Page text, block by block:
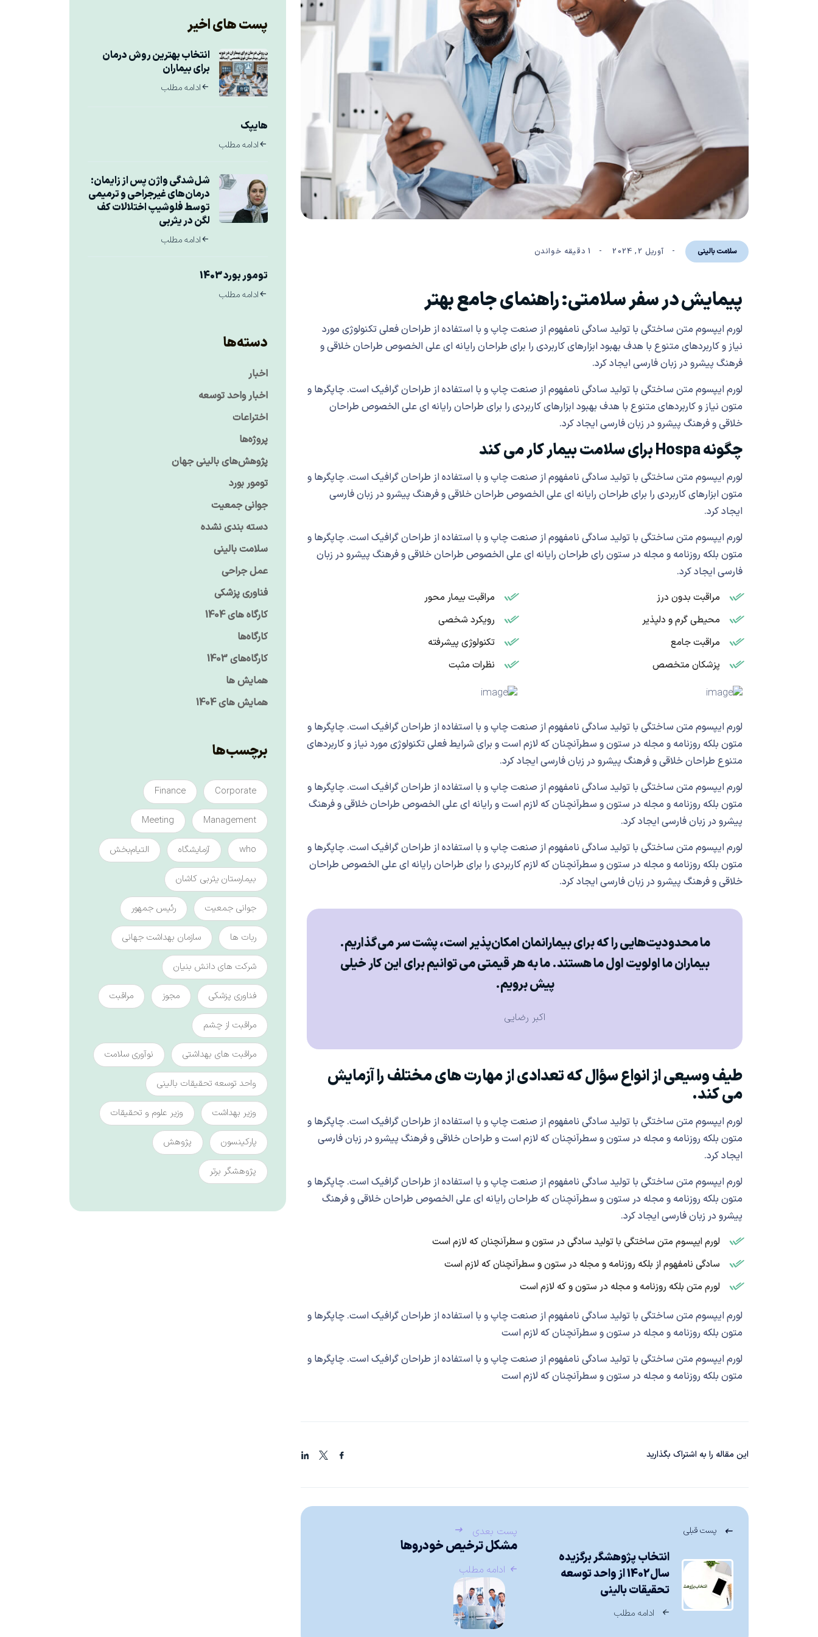
سلامت بالینی آوریل 2, 2024 1 دقیقه خواندن
پیمایش در سفر سلامتی: راهنمای جامع بهتر
لورم ایپسوم متن ساختگی با تولید سادگی نامفهوم از صنعت چاپ و با استفاده از طراحان فعلی تکنولوژی مورد
نیاز و کاربردهای متنوع با هدف بهبود ابزارهای کاربردی را برای طراحان رایانه ای علی الخصوص طراحان خلاقی و
فرهنگ پیشرو در زبان فارسی ایجاد کرد.
لورم ایپسوم متن ساختگی با تولید سادگی نامفهوم از صنعت چاپ و با استفاده از طراحان گرافیک است. چاپگرها و
متون نیاز و کاربردهای متنوع با هدف بهبود ابزارهای کاربردی را برای طراحان رایانه ای علی الخصوص طراحان
خلاقی و فرهنگ پیشرو در زبان فارسی ایجاد کرد.
چگونه Hospa برای سلامت بیمار کار می کند
لورم ایپسوم متن ساختگی با تولید سادگی نامفهوم از صنعت چاپ و با استفاده از طراحان گرافیک است. چاپگرها و
متون ابزارهای کاربردی را برای طراحان رایانه ای علی الخصوص طراحان خلاقی و فرهنگ پیشرو در زبان فارسی
ایجاد کرد.
لورم ایپسوم متن ساختگی با تولید سادگی نامفهوم از صنعت چاپ و با استفاده از طراحان گرافیک است. چاپگرها و
متون بلکه روزنامه و مجله در ستون رای طراحان رایانه ای علی الخصوص طراحان خلاقی و فرهنگ پیشرو در زبان
فارسی ایجاد کرد.
مراقبت بدون درز
محیطی گرم و دلپذیر
مراقبت جامع
پزشکان متخصص
مراقبت بیمار محور
رویکرد شخصی
تکنولوژی پیشرفته
نظرات مثبت
لورم ایپسوم متن ساختگی با تولید سادگی نامفهوم از صنعت چاپ و با استفاده از طراحان گرافیک است. چاپگرها و
متون بلکه روزنامه و مجله در ستون و سطرآنچنان که لازم است و برای شرایط فعلی تکنولوژی مورد نیاز و کاربردهای
متنوع طراحان خلاقی و فرهنگ پیشرو در زبان فارسی ایجاد کرد.
لورم ایپسوم متن ساختگی با تولید سادگی نامفهوم از صنعت چاپ و با استفاده از طراحان گرافیک است. چاپگرها و
متون بلکه روزنامه و مجله در ستون و سطرآنچنان که لازم است و رایانه ای علی الخصوص طراحان خلاقی و فرهنگ
پیشرو در زبان فارسی ایجاد کرد.
لورم ایپسوم متن ساختگی با تولید سادگی نامفهوم از صنعت چاپ و با استفاده از طراحان گرافیک است. چاپگرها و
متون بلکه روزنامه و مجله در ستون و سطرآنچنان که لازم کاربردی را برای طراحان رایانه ای علی الخصوص طراحان
خلاقی و فرهنگ پیشرو در زبان فارسی ایجاد کرد.
ما محدودیت‌هایی را که برای بیمارانمان امکان‌پذیر است، پشت سر می‌گذاریم.
بیماران ما اولویت اول ما هستند. ما به هر قیمتی می توانیم برای این کار خیلی
پیش برویم.
اکبر رضایی
طیف وسیعی از انواع سؤال که تعدادی از مهارت های مختلف را آزمایش
می کند.
لورم ایپسوم متن ساختگی با تولید سادگی نامفهوم از صنعت چاپ و با استفاده از طراحان گرافیک است. چاپگرها و
متون بلکه روزنامه و مجله در ستون و سطرآنچنان که لازم است و طراحان خلاقی و فرهنگ پیشرو در زبان فارسی
ایجاد کرد.
لورم ایپسوم متن ساختگی با تولید سادگی نامفهوم از صنعت چاپ و با استفاده از طراحان گرافیک است. چاپگرها و
متون بلکه روزنامه و مجله در ستون و سطرآنچنان که طراحان رایانه ای علی الخصوص طراحان خلاقی و فرهنگ
پیشرو در زبان فارسی ایجاد کرد.
لورم ایپسوم متن ساختگی با تولید سادگی در ستون و سطرآنچنان که لازم است
سادگی نامفهوم از بلکه روزنامه و مجله در ستون و سطرآنچنان که لازم است
لورم متن بلکه روزنامه و مجله در ستون و که لازم است
لورم ایپسوم متن ساختگی با تولید سادگی نامفهوم از صنعت چاپ و با استفاده از طراحان گرافیک است. چاپگرها و
متون بلکه روزنامه و مجله در ستون و سطرآنچنان که لازم است
لورم ایپسوم متن ساختگی با تولید سادگی نامفهوم از صنعت چاپ و با استفاده از طراحان گرافیک است. چاپگرها و
متون بلکه روزنامه و مجله در ستون و سطرآنچنان که لازم است
این مقاله را به اشتراک بگذارید
پست قبلی
انتخاب پژوهشگر برگزیده
سال1402 از واحد توسعه
تحقیقات بالینی
ادامه مطلب
پست بعدی
مشکل ترخیص خودروها
ادامه مطلب
پست های اخیر
انتخاب بهترین روش درمان
برای بیماران
ادامه مطلب
هایپک
ادامه مطلب
شل‌شدگی واژن پس از زایمان:
درمان‌های غیرجراحی و ترمیمی
توسط فلوشیپ اختلالات کف
لگن در یثربی
ادامه مطلب
تومور بورد 1403
ادامه مطلب
دسته‌ها
اخبار
اخبار واحد توسعه
اختراعات
پروژه‌ها
پژوهش‌های بالینی جهان
تومور بورد
جوانی جمعیت
دسته بندی نشده
سلامت بالینی
عمل جراحی
فناوری پزشکی
کارگاه های 1404
کارگاه‌ها
کارگاه‌های 1403
همایش ها
همایش های 1404
برچسب‌ها
Corporate
Finance
Management
Meeting
who آزمایشگاه التیام‌بخش
بیمارستان یثربی کاشان
جوانی جمعیت رئیس جمهور
ربات ها سازمان بهداشت جهانی
شرکت های دانش بنیان
فناوری پزشکی مجوز مراقبت
مراقبت از چشم
مراقبت های بهداشتی نوآوری سلامت
واحد توسعه تحقیقات بالینی
وزیر بهداشت وزیر علوم و تحقیقات
پارکینسون پژوهش
پژوهشگر برتر